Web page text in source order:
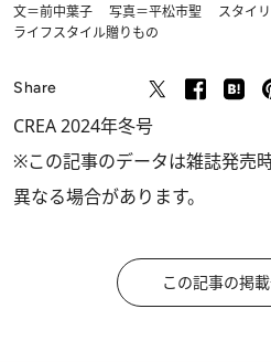
文＝前中葉子 写真＝平松市聖 スタイリ
ライフスタイル贈りもの
Share
CREA 2024年冬号
※この記事のデータは雑誌発売
異なる場合があります。
この記事の掲